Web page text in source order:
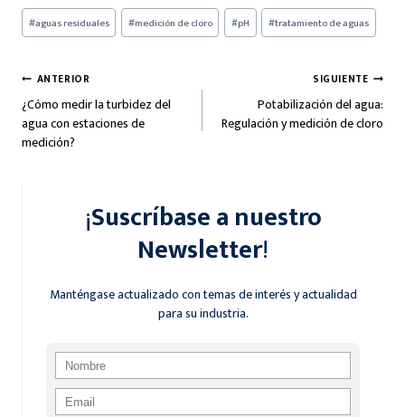
Etiquetas
de
#aguas residuales #medición de cloro #pH #tratamiento de aguas
Navegación
de
entradas
ANTERIOR
¿Cómo medir la turbidez del
agua con estaciones de
medición?
SIGUIENTE
Potabilización del agua:
Regulación y medición de cloro
¡Suscríbase a nuestro
Newsletter!
Manténgase actualizado con temas de interés y actualidad
para su industria.